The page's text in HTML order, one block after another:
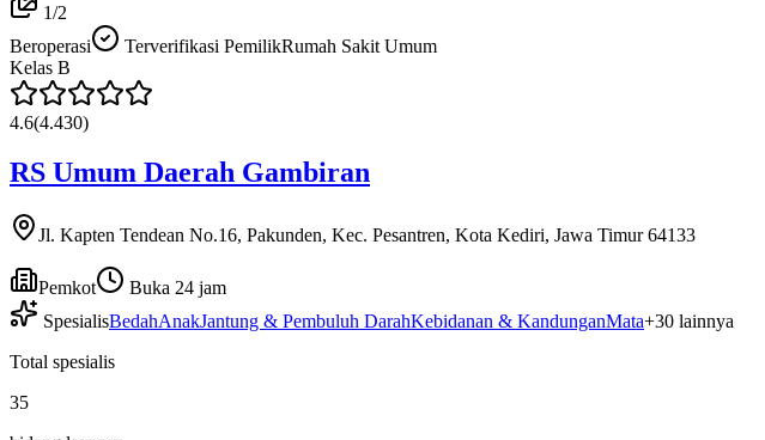
1/2
Beroperasi
Terverifikasi PemilikRumah Sakit Umum
Kelas B
4.6(4.430)
RS Umum Daerah Gambiran
Jl. Kapten Tendean No.16, Pakunden, Kec. Pesantren, Kota Kediri, Jawa Timur 64133
Pemkot
Buka 24 jam
SpesialisBedahAnakJantung & Pembuluh DarahKebidanan & KandunganMata+30 lainnya
Total spesialis
35